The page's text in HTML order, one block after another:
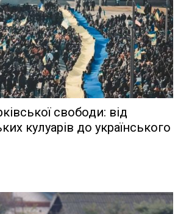
свободи: від
кулуарів до українського